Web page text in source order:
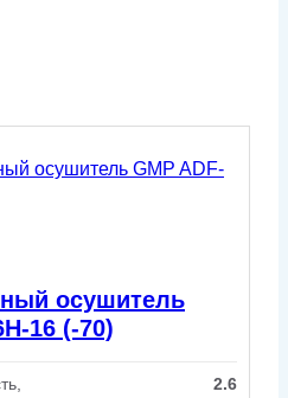
осушитель
16 (-70)
2.6